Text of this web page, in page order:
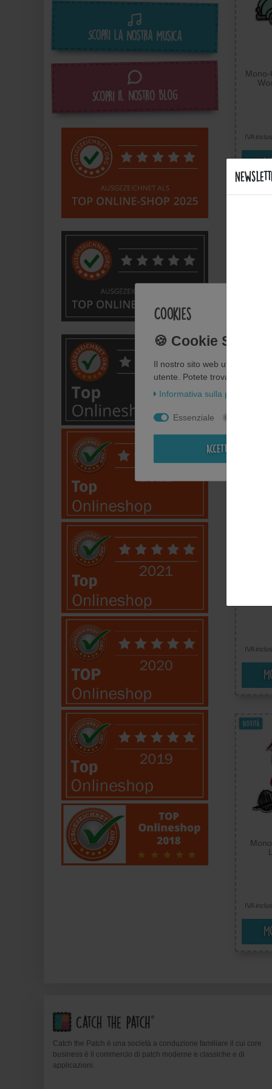
Scopri la nostra musica
Scopri il nostro blog
Mono-
IVA
IVA
Novità
IVA
Catch the Patch è una società a conduzione familiare il cui core
business è il commercio di patch moderne e classiche e di
applicazioni.
Cookies
Il nostro sito web utilizza i
utente. Potete trovare ulteriori
Informativa sulla privacy
Essenziale
Accettare tutti